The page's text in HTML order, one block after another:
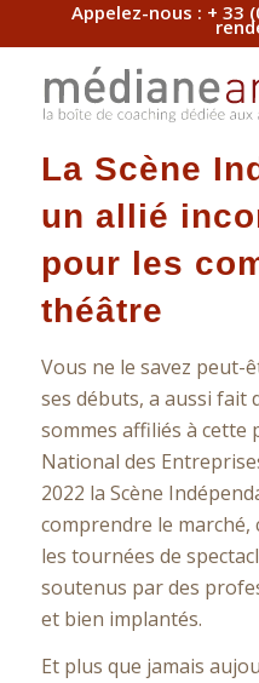
Appelez-nous : + 33
La Scène
un allié
pour les
théâtre
Vous ne le savez peut-
ses débuts, a aussi fait
sommes affiliés à cette
National des
2022 la Scène
comprendre le marché,
les tournées de
soutenus par des
et bien implantés.
Et plus que jamais